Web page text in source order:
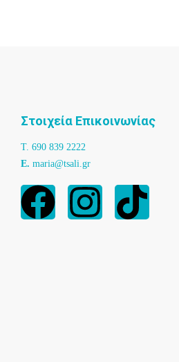
Στοιχεία Επικοινωνίας
T. 690 839 2222
Ε. maria@tsali.gr